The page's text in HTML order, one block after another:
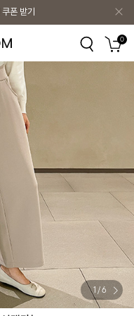
쿠폰 받기
0
/6